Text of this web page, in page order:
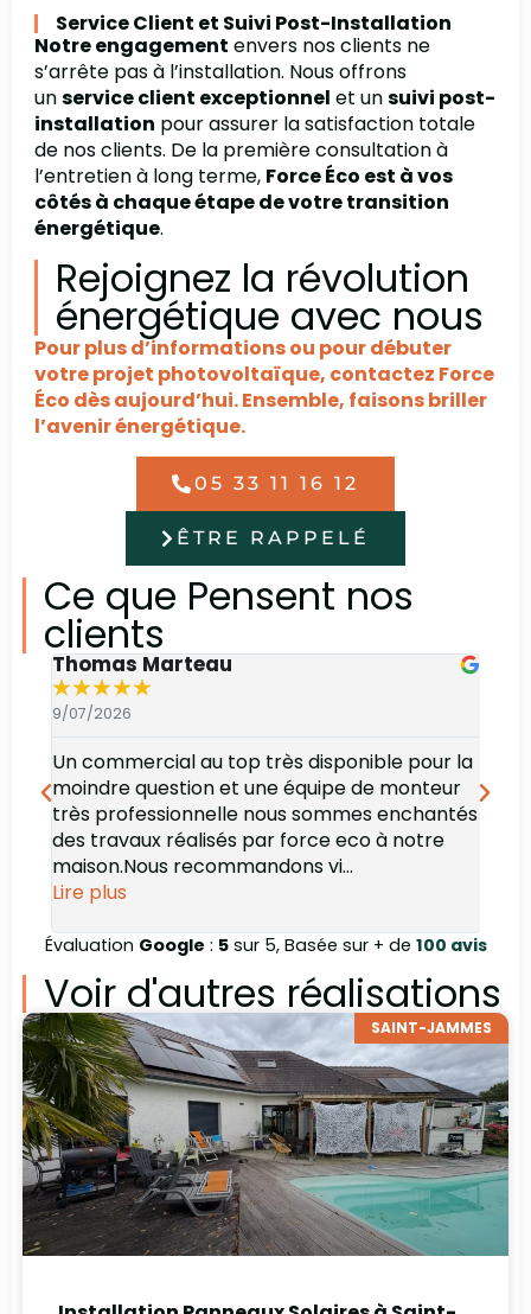
Service Client et Suivi Post-Installation
Notre engagement envers nos clients ne
s’arrête pas à l’installation. Nous offrons
unservice client exceptionnel et unsuivi post-
installation pour assurer la satisfaction totale
de nos clients. De la première consultation à
l’entretien à long terme, Force Éco est à vos
côtés à chaque étape de votre transition
énergétique.
Rejoignez la révolution
énergétique avec nous
Pour plus d’informations ou pour débuter
votre projet photovoltaïque, contactez Force
Éco dès aujourd’hui. Ensemble, faisons briller
l’avenir énergétique.
05 33 11 16 12
ÊTRE RAPPELÉ
Ce que Pensent nos
clients
Thomas Marteau
★★★★★
9/07/2026
Un commercial au top très disponible pour la
moindre question et une équipe de monteur
très professionnelle nous sommes enchantés
des travaux réalisés par force eco à notre
maison.Nous recommandons vi...
Lire plus
Évaluation Google : 5sur 5, Basée sur + de 100 avis
Voir d'autres réalisations
SAINT-JAMMES